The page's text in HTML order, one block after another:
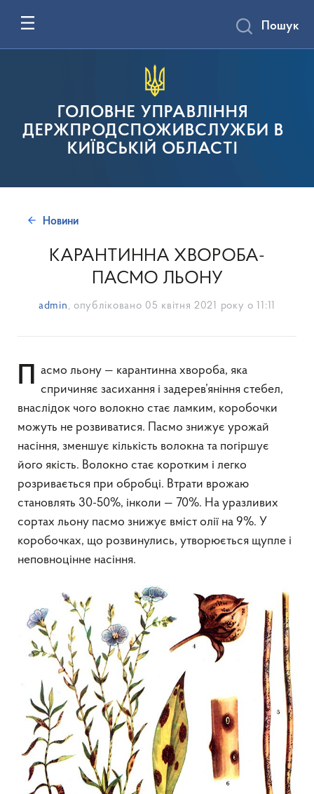
ГОЛОВНЕ УПРАВЛІННЯ
ДЕРЖПРОДСПОЖИВСЛУЖБИ В
КИЇВСЬКІЙ ОБЛАСТІ
Пошук
Новини
КАРАНТИННА ХВОРОБА-
ПАСМО ЛЬОНУ
admin , опубліковано 05 квітня 2021 року о 11:11
Пасмо льону — карантинна хвороба, яка спричиняє засихання і задерев’яніння стебел,
внаслідок чого волокно стає ламким, коробочки
можуть не розвиватися. Пасмо знижує урожай
насіння, зменшує кількість волокна та погіршує
його якість. Волокно стає коротким і легко
розривається при обробці. Втрати врожаю
становлять 30-50%, інколи — 70%. На уразливих
сортах льону пасмо знижує вміст олії на 9%. У
коробочках, що розвинулись, утворюється щупле і
неповноцінне насіння.